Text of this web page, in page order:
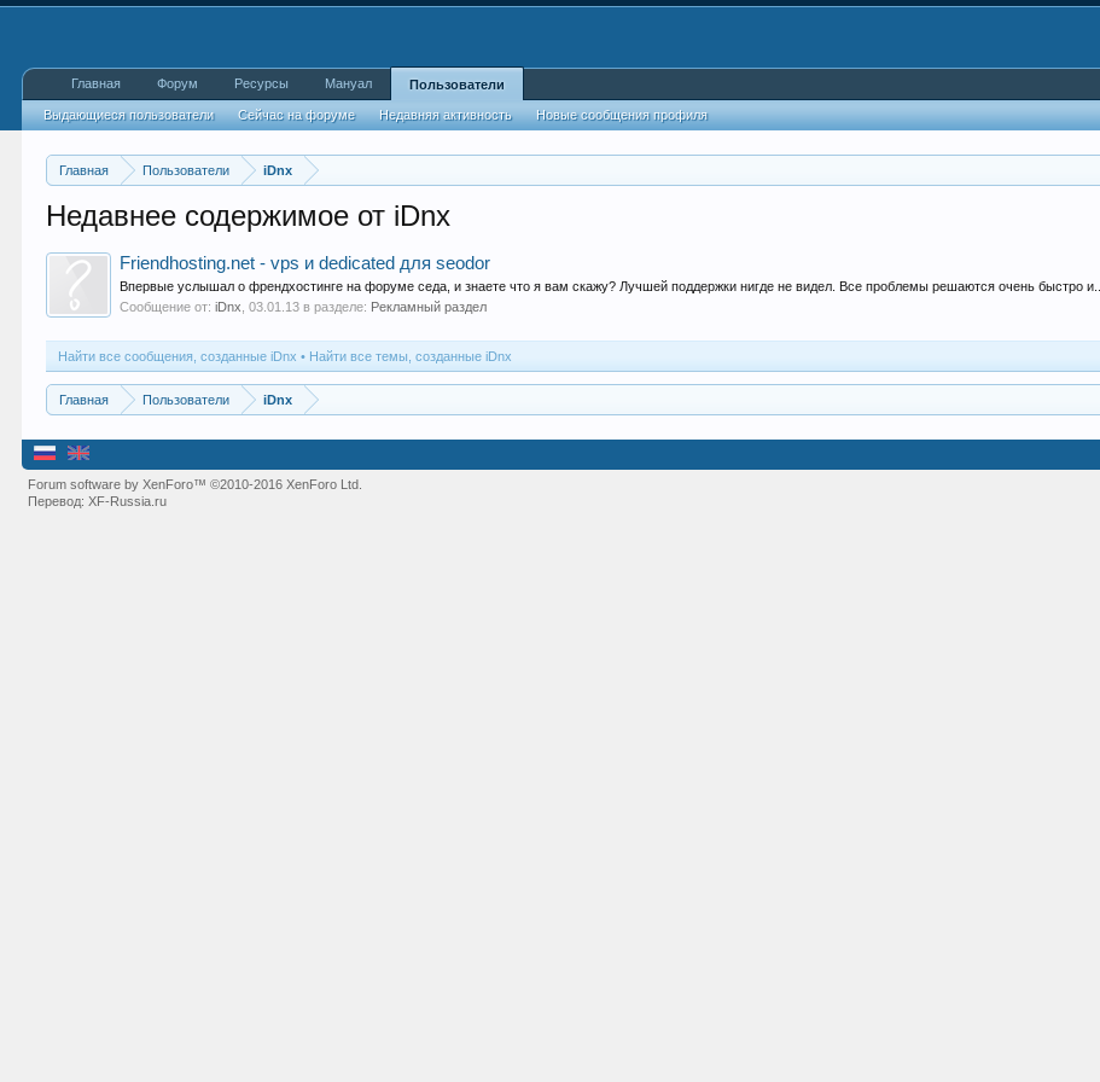
Главная Пользователи iDnx
Недавнее содержимое от iDnx
Friendhosting.net - vps и dedicated для seodor
Впервые услышал о френдхостинге на форуме седа, и знаете что я вам скажу? Лучшей поддержки нигде не видел. Все проблемы решаются очень быстро и...
Сообщение от:iDnx ,03.01.13 в разделе: Рекламный раздел
Найти все сообщения, созданные iDnx Найти все темы, созданные iDnx
Главная Пользователи iDnx
Главная Форум Ресурсы Мануал Пользователи
Выдающиеся пользователи Сейчас на форуме Недавняя активность Новые сообщения профиля
Forum software by XenForo™©2010-2016 XenForo Ltd.
Перевод:XF-Russia.ru